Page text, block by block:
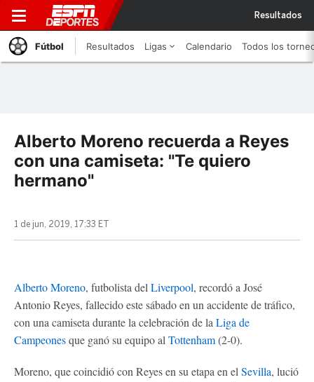
Resultados
Fútbol Resultados Ligas Calendario Todos los
Alberto Moreno recuerda a Reyes
con una camiseta: "Te quiero
hermano"
1 de jun, 2019, 17:33 ET
Alberto Moreno, futbolista del Liverpool, recordó a José
Antonio Reyes, fallecido este sábado en un accidente de tráfico,
con una camiseta durante la celebración de la Liga de
Campeonesque ganó su equipo al Tottenham(2-0).
Moreno, que coincidió con Reyes en su etapa en el Sevilla, lució